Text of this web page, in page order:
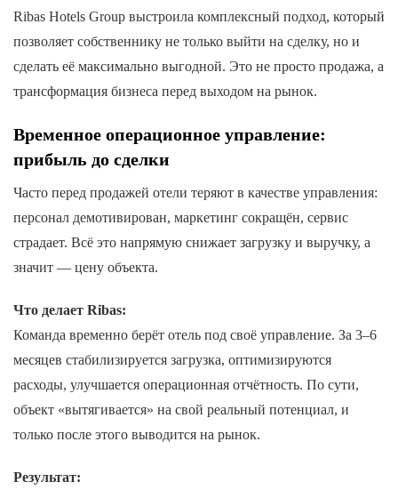
Ribas Hotels Group выстроила комплексный подход, который
позволяет собственнику не только выйти на сделку, но и
сделать её максимально выгодной. Это не просто продажа, а
трансформация бизнеса перед выходом на рынок.
Временное операционное управление:
прибыль до сделки
Часто перед продажей отели теряют в качестве управления:
персонал демотивирован, маркетинг сокращён, сервис
страдает. Всё это напрямую снижает загрузку и выручку, а
значит — цену объекта.
Что делает Ribas:
Команда временно берёт отель под своё управление. За 3–6
месяцев стабилизируется загрузка, оптимизируются
расходы, улучшается операционная отчётность. По сути,
объект «вытягивается» на свой реальный потенциал, и
только после этого выводится на рынок.
Результат: